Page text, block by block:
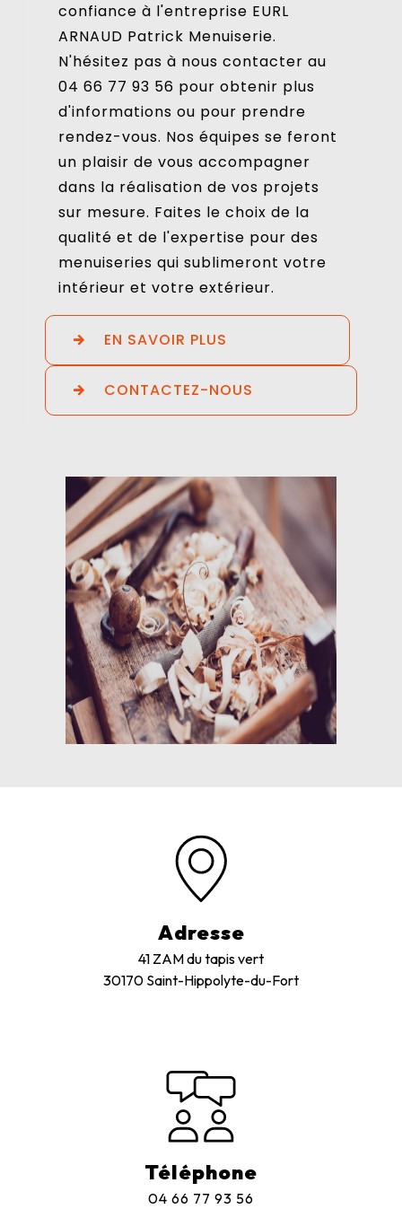
confiance à l'entreprise EURL
ARNAUD Patrick Menuiserie.
N'hésitez pas à nous contacter au
04 66 77 93 56 pour obtenir plus
d'informations ou pour prendre
rendez-vous. Nos équipes se feront
un plaisir de vous accompagner
dans la réalisation de vos projets
sur mesure. Faites le choix de la
qualité et de l'expertise pour des
menuiseries qui sublimeront votre
intérieur et votre extérieur.
EN SAVOIR PLUS
CONTACTEZ-NOUS
Adresse
41 ZAM du tapis vert
30170 Saint-Hippolyte-du-Fort
Téléphone
04 66 77 93 56